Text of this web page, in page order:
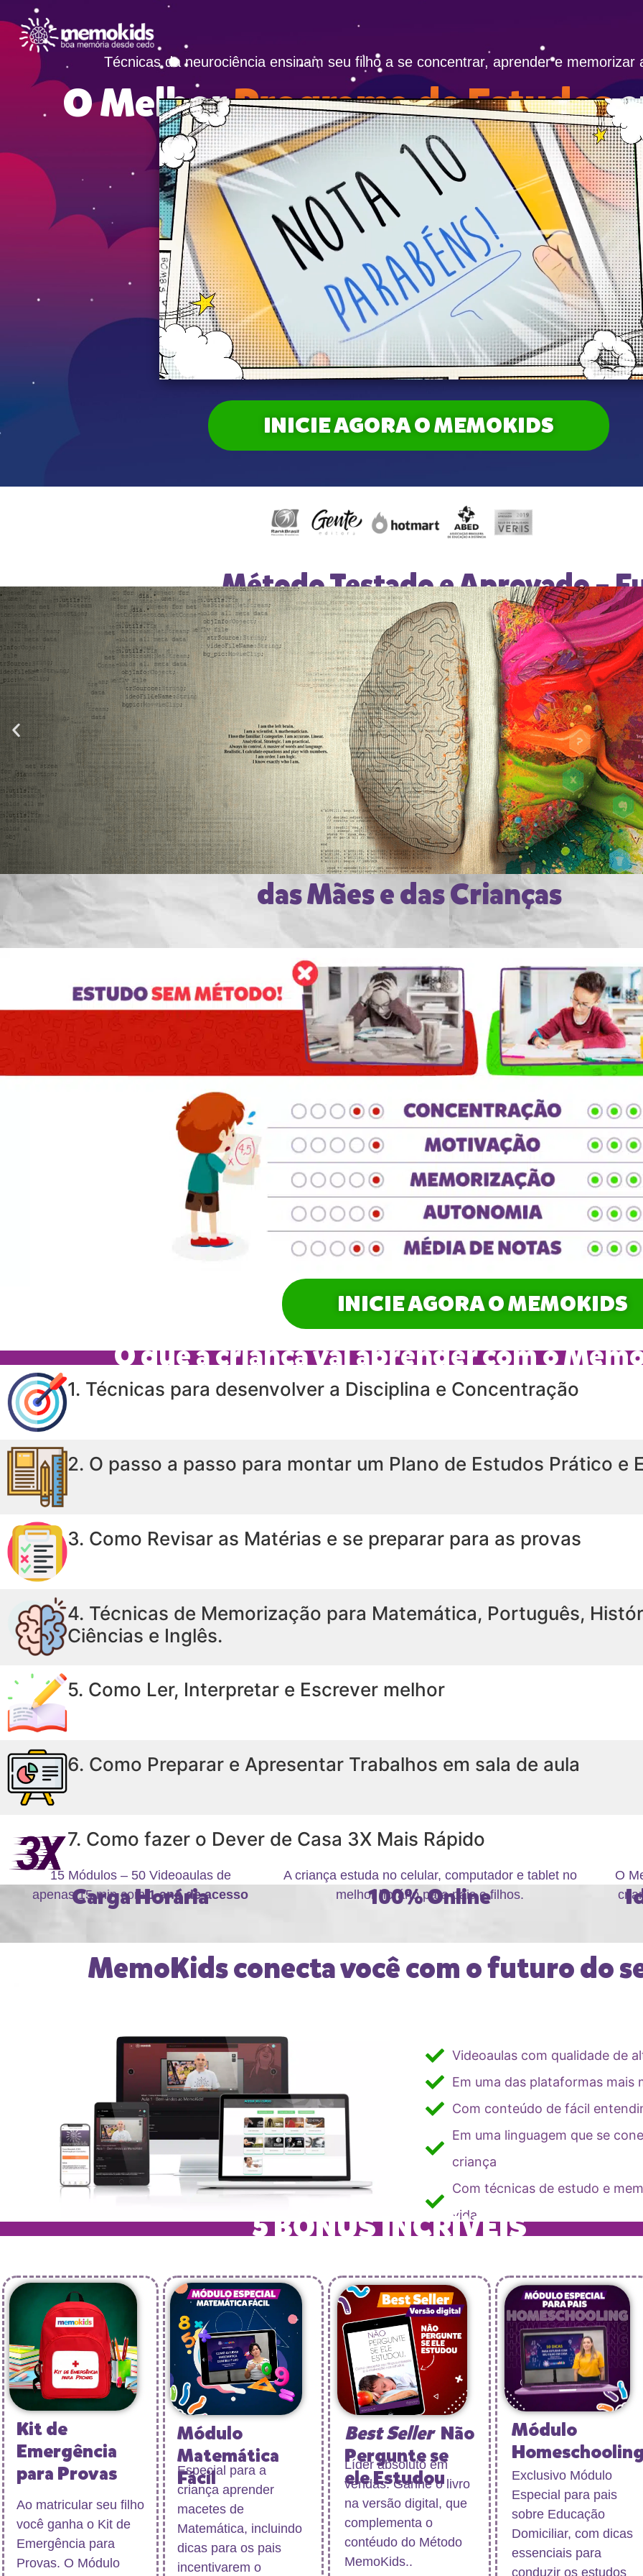
O MelhorPrograma de Estudos
Técnicas da neurociência ensinam seu filho a se concentrar, aprender e memorizar
INICIE AGORA O MEMOKIDS
Método Testado e Aprovado –
Técnicas de Estudo 100%
Fundamentadas na
Veja como MemoKids transformou a
das Mães e das Crianças
INICIE AGORA O MEMOKIDS
O que a criança vai aprender com o
1. Técnicas para desenvolver a Disciplina e Concentração
2. O passo a passo para montar um Plano de Estudos Prático e
3. Como Revisar as Matérias e se preparar para as provas
4. Técnicas de Memorização para Matemática, Português,
Ciências e Inglês.
5. Como Ler, Interpretar e Escrever melhor
6. Como Preparar e Apresentar Trabalhos em sala de aula
7. Como fazer o Dever de Casa 3X Mais Rápido
Carga Horária
15 Módulos – 50 Videoaulas de
apenas 15 min com 1 ano de acesso 100% Online
A criança estuda no celular, computador e tablet no
melhor horário para pais e filhos.
O
MemoKids conecta você com o futuro do
Videoaulas com qualidade de
Em uma das plataformas mais
Com conteúdo de fácil
Em uma linguagem que se
criança
Com técnicas de estudo e
vida
5 BÔNUS INCRÍVEIS
Kit de
Emergência
para Provas
Ao matricular seu filho
você ganha o Kit de
Emergência para
Provas. O Módulo
Módulo
Matemática
Fácil
Especial para a
criança aprender
macetes de
Matemática, incluindo
dicas para os pais
incentivarem o
Best SellerNão
Pergunte se
ele Estudou
Líder absoluto em
vendas. Ganhe o livro
na versão digital, que
complementa o
contéudo do Método
MemoKids..
Módulo
Homeschooling
Exclusivo Módulo
Especial para pais
sobre Educação
Domiciliar, com dicas
essenciais para
conduzir os estudos